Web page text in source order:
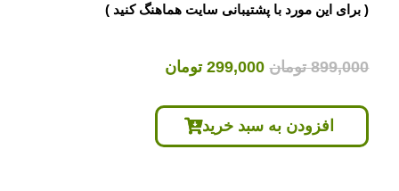
( برای این مورد با پشتیبانی سایت هماهنگ کنید )
899,000 تومان قیمت
899,000 تومان
بود.
299,000 تومانقیمت
افزودن به سبد خرید